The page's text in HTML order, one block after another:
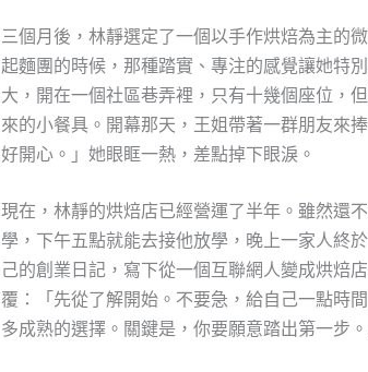
三個月後，林靜選定了一個以手作烘焙為主的
起麵團的時候，那種踏實、專注的感覺讓她特
大，開在一個社區巷弄裡，只有十幾個座位，
來的小餐具。開幕那天，王姐帶著一群朋友來
好開心。」她眼眶一熱，差點掉下眼淚。
現在，林靜的烘焙店已經營運了半年。雖然還
學，下午五點就能去接他放學，晚上一家人終
己的創業日記，寫下從一個互聯網人變成烘焙
覆：「先從了解開始。不要急，給自己一點時
多成熟的選擇。關鍵是，你要願意踏出第一步。